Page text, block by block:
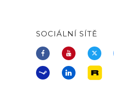
SOCIÁLNÍ SÍTĚ